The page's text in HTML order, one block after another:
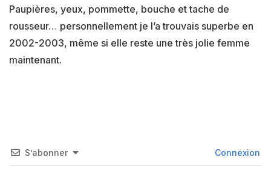
Paupières, yeux, pommette, bouche et tache de
rousseur… personnellement je l’a trouvais superbe en
2002-2003, même si elle reste une très jolie femme
maintenant.
S’abonner Connexion